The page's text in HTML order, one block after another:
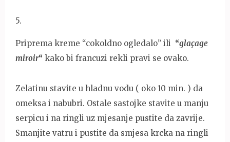
5.
Priprema kreme “cokoldno ogledalo” ili “glaçage
miroir“ kako bi francuzi rekli pravi se ovako.
Zelatinu stavite u hladnu vodu ( oko 10 min. ) da
omeksa i nabubri. Ostale sastojke stavite u manju
serpicu i na ringli uz mjesanje pustite da zavrije.
Smanjite vatru i pustite da smjesa krcka na ringli